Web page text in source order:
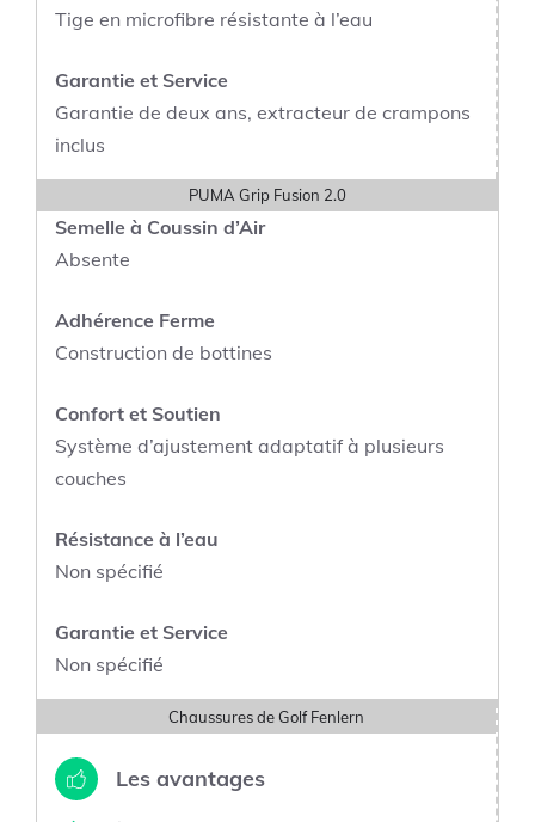
Tige en microfibre résistante à l’eau
Garantie et Service
Garantie de deux ans, extracteur de crampons
inclus
PUMA Grip Fusion 2.0
Semelle à Coussin d’Air
Absente
Adhérence Ferme
Construction de bottines
Confort et Soutien
Système d’ajustement adaptatif à plusieurs
couches
Résistance à l’eau
Non spécifié
Garantie et Service
Non spécifié
Chaussures de Golf Fenlern
Les avantages